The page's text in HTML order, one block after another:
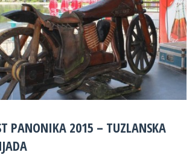
PANONIKA 2015 – TUZLANSKA